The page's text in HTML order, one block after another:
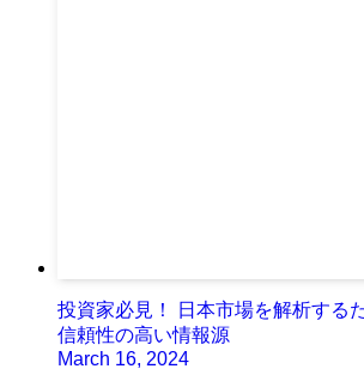
投資家必見！ 日本市場を解析する
信頼性の高い情報源
March 16, 2024